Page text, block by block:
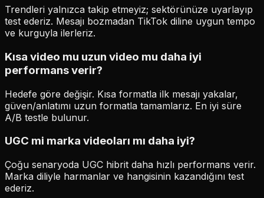
Trendleri yalnızca takip etmeyiz; sektörünüze uyarlayıp
test ederiz. Mesajı bozmadan TikTok diline uygun tempo
ve kurguyla ilerleriz.
Kısa video mu uzun video mu daha iyi
performans verir?
Hedefe göre değişir. Kısa formatla ilk mesajı yakalar,
güven/anlatımı uzun formatla tamamlarız. En iyi süre
A/B testle bulunur.
UGC mi marka videoları mı daha iyi?
Çoğu senaryoda UGC hibrit daha hızlı performans verir.
Marka diliyle harmanlar ve hangisinin kazandığını test
ederiz.